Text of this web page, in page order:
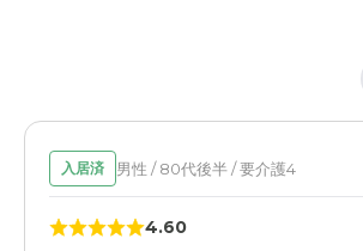
入居済 男性 / 80代後半 / 要介護4
4.60